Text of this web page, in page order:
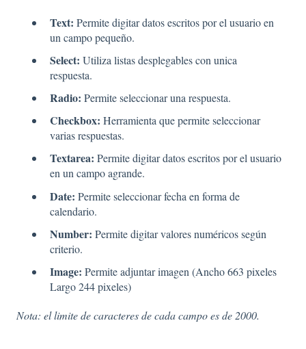
Text: Permite digitar datos escritos por el usuario en
un campo pequeño.
Select: Utiliza listas desplegables con unica
respuesta.
Radio: Permite seleccionar una respuesta.
Checkbox: Herramienta que permite seleccionar
varias respuestas.
Textarea: Permite digitar datos escritos por el usuario
en un campo agrande.
Date: Permite seleccionar fecha en forma de
calendario.
Number: Permite digitar valores numéricos según
criterio.
Image: Permite adjuntar imagen (Ancho 663 pixeles
Largo 244 pixeles)
Nota: el limite de caracteres de cada campo es de 2000.